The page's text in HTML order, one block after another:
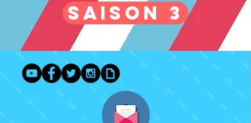
SAISON 3